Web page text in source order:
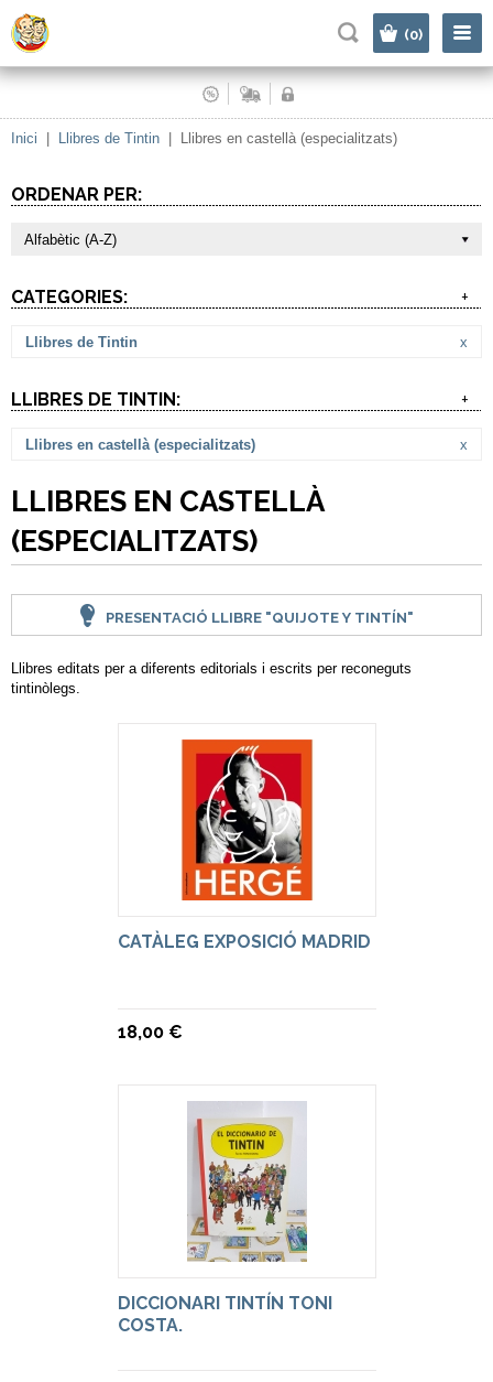
(0)
Inici Llibres de Tintin Llibres en castellà (especialitzats)
ORDENAR PER:
Alfabètic (A-Z)
CATEGORIES: +
Llibres de Tintin x
LLIBRES DE TINTIN: +
Llibres en castellà (especialitzats) x
LLIBRES EN CASTELLÀ
(ESPECIALITZATS)
PRESENTACIÓ LLIBRE "QUIJOTE Y TINTÍN"
Llibres editats per a diferents editorials i escrits per reconeguts
tintinòlegs.
CATÀLEG EXPOSICIÓ MADRID
18,00 €
DICCIONARI TINTÍN TONI
COSTA.